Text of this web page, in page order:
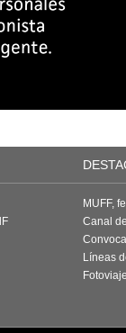
MUFF,
Canal
Líneas